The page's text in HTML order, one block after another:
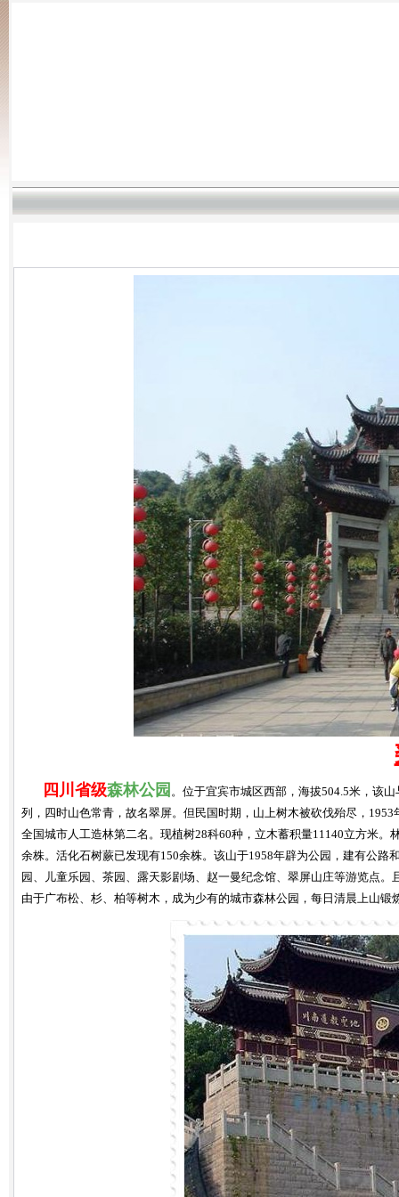
四川省级森林公园 。位于宜宾市城区西部，海拔504.5米，该
列，四时山色常青，故名翠屏。但民国时期，山上树木被砍伐殆尽，
全国城市人工造林第二名。现植树28科60种，立木蓄积量11140立方米
余株。活化石树蕨已发现有150余株。该山于1958年辟为公园，建有公
园、儿童乐园、茶园、露天影剧场、赵一曼纪念馆、翠屏山庄等游览点
由于广布松、杉、柏等树木，成为少有的城市森林公园，每日清晨上山锻